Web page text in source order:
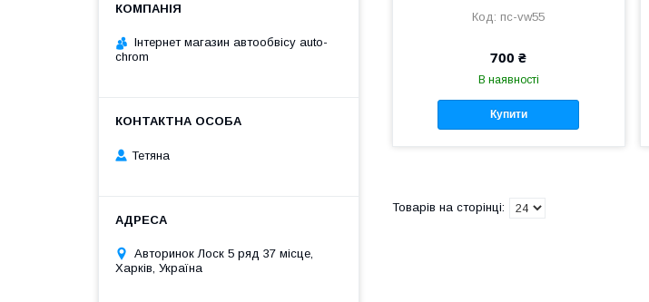
пс-vw55
700 ₴
В наявності
Купити
Інтернет магазин автообвісу auto-
chrom
Тетяна
Авторинок Лоск 5 ряд 37 місце,
Харків, Україна